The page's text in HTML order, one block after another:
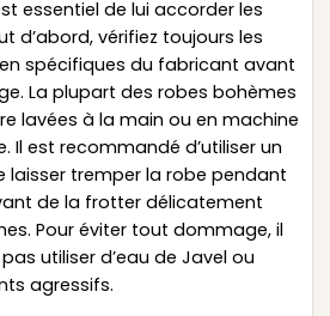
essentiel de lui accorder les
d’abord, vérifiez toujours les
spécifiques du fabricant avant
La plupart des robes bohèmes
lavées à la main ou en machine
Il est recommandé d’utiliser un
laisser tremper la robe pendant
de la frotter délicatement
Pour éviter tout dommage, il
utiliser d’eau de Javel ou
agressifs.